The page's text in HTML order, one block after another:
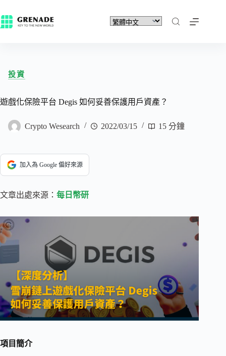
投資
遊戲化保險平台 Degis 如何妥善保護用戶資產？
Crypto Wesearch 2022/03/15 15 分鐘
加入為 Google 偏好來源
文章出處來源： 每日幣研
項目簡介